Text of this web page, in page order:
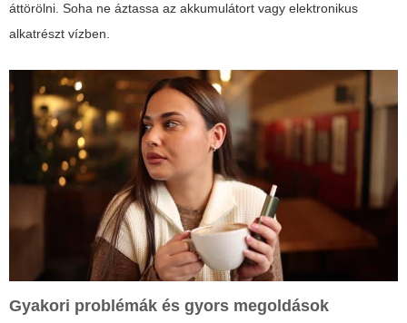
áttörölni. Soha ne áztassa az akkumulátort vagy elektronikus
alkatrészt vízben.
Gyakori problémák és gyors megoldások